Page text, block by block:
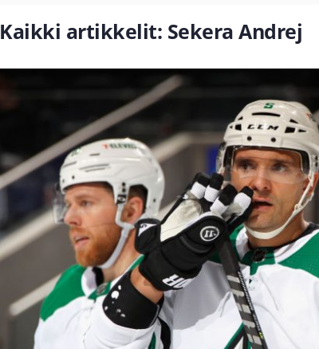
Kaikki artikkelit: Sekera Andrej